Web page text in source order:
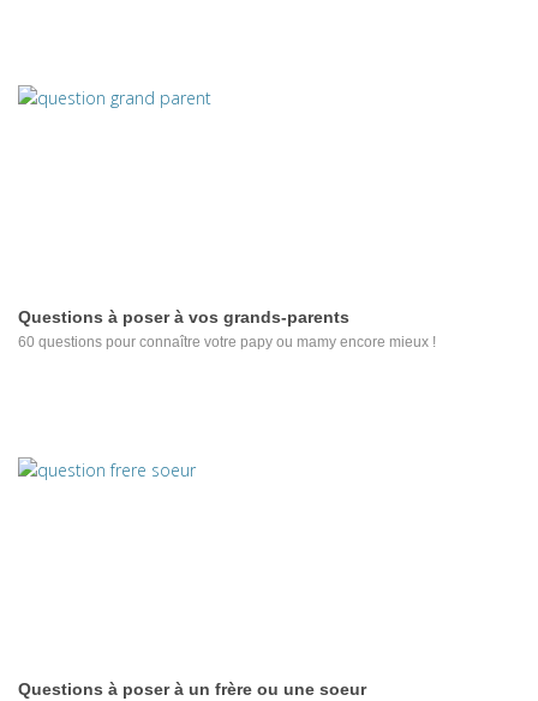
Questions à poser à vos grands-parents
60 questions pour connaître votre papy ou mamy encore mieux !
Questions à poser à un frère ou une soeur